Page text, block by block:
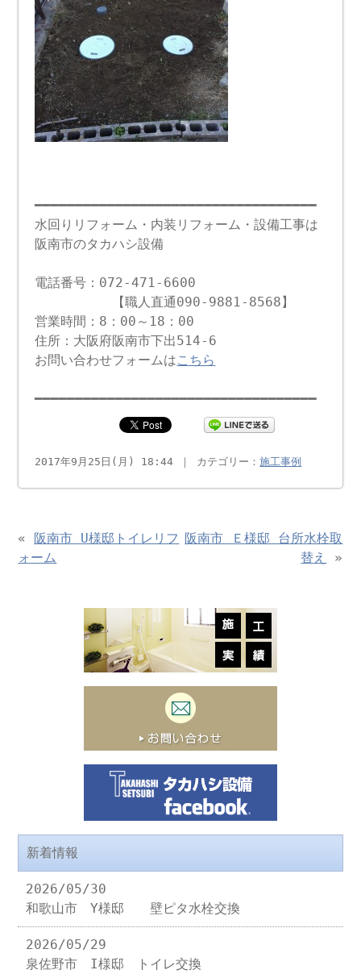
━━━━━━━━━━━━━━━━━━━━━━━━━━━━━━━━━━━
水回りリフォーム・内装リフォーム・設備工事は
阪南市のタカハシ設備
電話番号：072-471-6600
【職人直通090-9881-8568】
営業時間：8：00～18：00
住所：大阪府阪南市下出514-6
お問い合わせフォームはこちら
━━━━━━━━━━━━━━━━━━━━━━━━━━━━━━━━━━━
2017年9月25日(月) 18:44 ｜ カテゴリー：施工事例
« 阪南市 U様邸トイレリフ
ォーム
阪南市 Ｅ様邸 台所水栓取
替え
»
新着情報
2026/05/30
和歌山市 Y様邸 壁ピタ水栓交換
2026/05/29
泉佐野市 I様邸 トイレ交換